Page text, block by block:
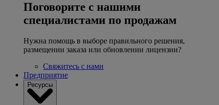
Поговорите с нашими
специалистами по продажам
Нужна помощь в выборе правильного решения,
размещении заказа или обновлении лицензии?
Свяжитесь с нами
Предприятие
Ресурсы